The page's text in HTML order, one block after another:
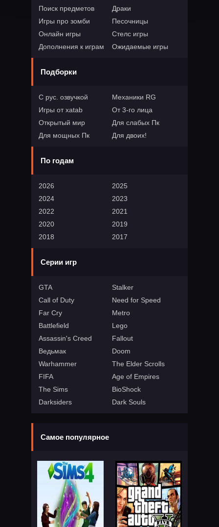
Поиск предметов
Драки
Игры про зомби
Песочницы
Онлайн игры
Стелс игры
Дополнения к играм
Ожидаемые игры
Подборки
С рус. озвучкой
Механики RG
Игры от xatab
От 3-го лица
Открытый мир
Для слабых Пк
Для мощных Пк
Для двоих!
По годам
2026
2025
2024
2023
2022
2021
2020
2019
2018
2017
Серии игр
GTA
Stalker
Call of Duty
Need for Speed
Far Cry
Metro
Battlefield
Lego
Assassin's Creed
Fallout
Ведьмак
Doom
Warhammer
The Elder Scrolls
FIFA
Age of Empires
The Sims
BioShock
Darksiders
Dark Souls
Самое популярное